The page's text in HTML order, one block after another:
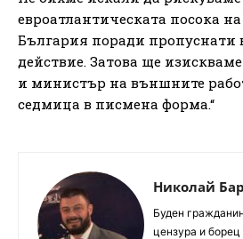
евроатлантическата посока
България поради пропуснати
действие. Затова ще
и министър на външните
седмица в писмена форма.“
Николай
Буден
цензура и борец